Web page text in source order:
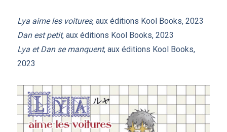
Lya aime les voitures, aux éditions Kool Books, 2023
Dan est petit, aux éditions Kool Books, 2023
Lya et Dan se manquent, aux éditions Kool Books,
2023